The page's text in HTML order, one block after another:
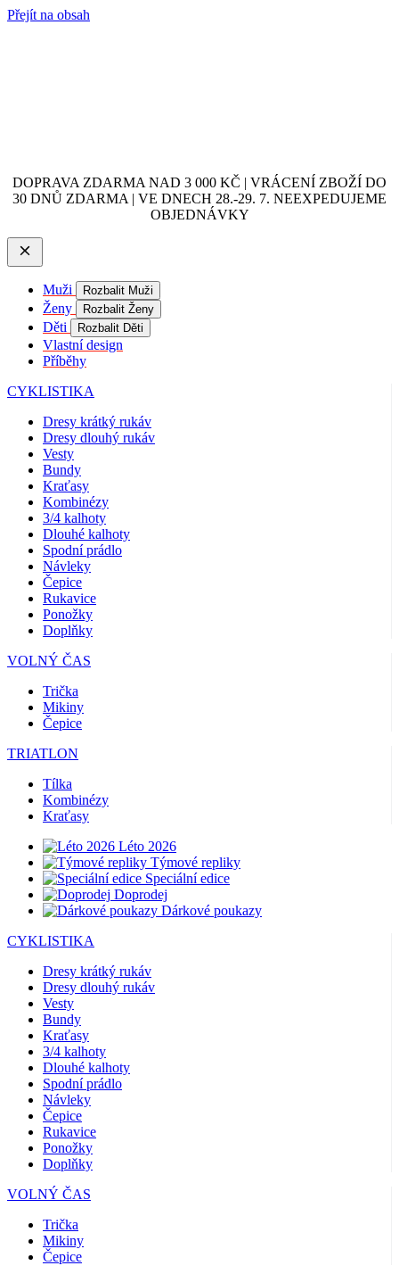
Přejít na obsah
DOPRAVA ZDARMA NAD 3 000 KČ | VRÁCENÍ ZBOŽÍ DO
30 DNŮ ZDARMA | VE DNECH 28.-29. 7. NEEXPEDUJEME
OBJEDNÁVKY
Muži Rozbalit Muži
Ženy Rozbalit Ženy
Děti Rozbalit Děti
Vlastní design
Příběhy
CYKLISTIKA
Dresy krátký rukáv
Dresy dlouhý rukáv
Vesty
Bundy
Kraťasy
Kombinézy
3/4 kalhoty
Dlouhé kalhoty
Spodní prádlo
Návleky
Čepice
Rukavice
Ponožky
Doplňky
VOLNÝ ČAS
Trička
Mikiny
Čepice
TRIATLON
Tílka
Kombinézy
Kraťasy
Léto 2026
Týmové repliky
Speciální edice
Doprodej
Dárkové poukazy
CYKLISTIKA
Dresy krátký rukáv
Dresy dlouhý rukáv
Vesty
Bundy
Kraťasy
3/4 kalhoty
Dlouhé kalhoty
Spodní prádlo
Návleky
Čepice
Rukavice
Ponožky
Doplňky
VOLNÝ ČAS
Trička
Mikiny
Čepice